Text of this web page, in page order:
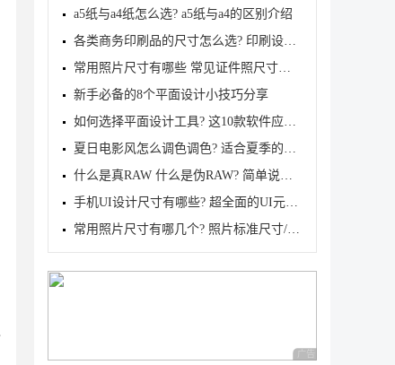
a5纸与a4纸怎么选? a5纸与a4的区别介绍
各类商务印刷品的尺寸怎么选? 印刷设计常用的尺寸纸张
常用照片尺寸有哪些 常见证件照尺寸对照表及用途介绍
新手必备的8个平面设计小技巧分享
如何选择平面设计工具? 这10款软件应该收入囊中
夏日电影风怎么调色调色? 适合夏季的柔和绿色调调色分
什么是真RAW 什么是伪RAW? 简单说说真 RAW 和 伪RAW
手机UI设计尺寸有哪些? 超全面的UI元素尺寸设置指南
常用照片尺寸有哪几个? 照片标准尺寸/像素对照表汇总
广告 商业广告，理性